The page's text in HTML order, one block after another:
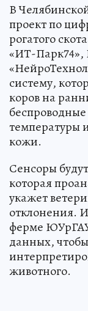
В
проект по
рогатого
«ИТ-Парк74»,
систему,
коров на
температуры
кожи.
Сенсоры
которая
укажет
отклонения.
ферме
данных,
животного.